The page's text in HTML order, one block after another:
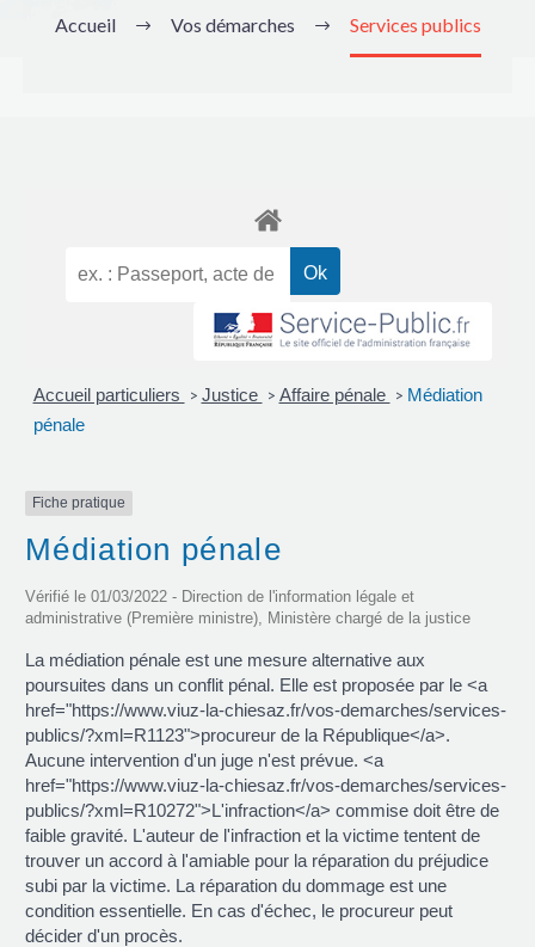
Accueil Vos démarches Services publics
Accueil particuliers > Justice > Affaire pénale > Médiation
pénale
Fiche pratique
Médiation pénale
Vérifié le 01/03/2022 - Direction de l'information légale et
administrative (Première ministre), Ministère chargé de la justice
La médiation pénale est une mesure alternative aux
poursuites dans un conflit pénal. Elle est proposée par le <a
href="https://www.viuz-la-chiesaz.fr/vos-demarches/services-
publics/?xml=R1123">procureur de la République</a>.
Aucune intervention d'un juge n'est prévue. <a
href="https://www.viuz-la-chiesaz.fr/vos-demarches/services-
publics/?xml=R10272">L'infraction</a> commise doit être de
faible gravité. L'auteur de l'infraction et la victime tentent de
trouver un accord à l'amiable pour la réparation du préjudice
subi par la victime. La réparation du dommage est une
condition essentielle. En cas d'échec, le procureur peut
décider d'un procès.